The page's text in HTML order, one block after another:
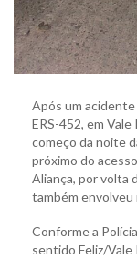
Após um
ERS-452, em Vale
começo da noite
próximo do
Aliança, por volta
também envolveu
Conforme a
sentido Feliz/